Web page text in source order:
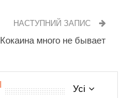
НАСТУПНИЙ ЗАПИС
Кокаина много не бывает
Усі